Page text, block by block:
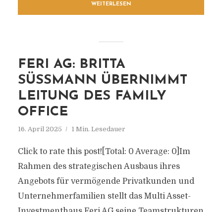
WEITERLESEN
FERI AG: BRITTA
SÜSSMANN ÜBERNIMMT L
EITUNG DES FAMILY O
FFICE
16. April 2025 1 Min. Lesedauer
Click to rate this post![Total: 0 Average: 0]Im
Rahmen des strategischen Ausbaus ihres
Angebots für vermögende Privatkunden und
Unternehmerfamilien stellt das Multi Asset-